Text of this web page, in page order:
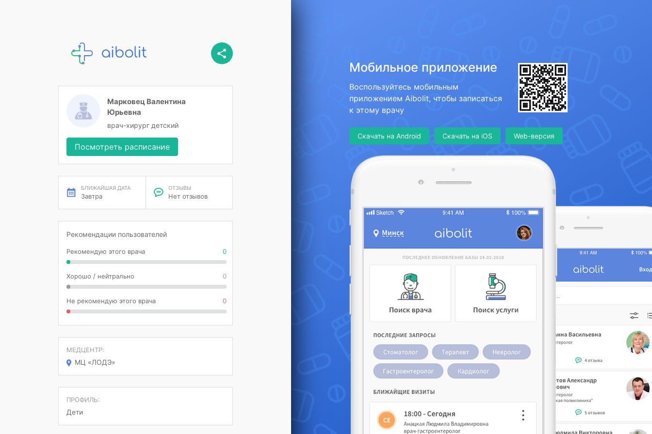
Мобильное приложение
Воспользуйтесь мобильным
приложением Aibolit, чтобы записаться
к этому врачу
Скачать на Android Скачать на iOS Web-версия
Марковец Валентина
Юрьевна
врач-хирург детский
Посмотреть расписание
БЛИЖАЙШАЯ ДАТА
Завтра
ОТЗЫВЫ
Нет отзывов
Рекомендации пользователей
Рекомендую этого врача 0
Хорошо / нейтрально 0
Не рекомендую этого врача 0
МЕДЦЕНТР:
МЦ «ЛОДЭ»
ПРОФИЛЬ:
Дети